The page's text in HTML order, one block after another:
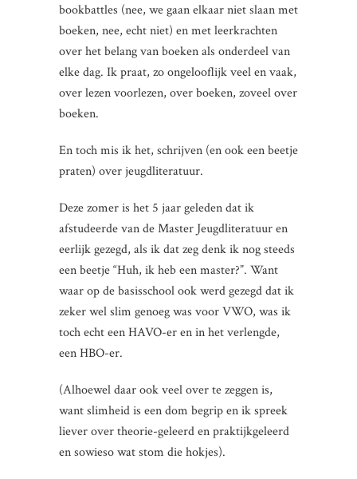
bookbattles (nee, we gaan elkaar niet slaan met
boeken, nee, echt niet) en met leerkrachten
over het belang van boeken als onderdeel van
elke dag. Ik praat, zo ongelooflijk veel en vaak,
over lezen voorlezen, over boeken, zoveel over
boeken.
En toch mis ik het, schrijven (en ook een beetje
praten) over jeugdliteratuur.
Deze zomer is het 5 jaar geleden dat ik
afstudeerde van de Master Jeugdliteratuur en
eerlijk gezegd, als ik dat zeg denk ik nog steeds
een beetje “Huh, ik heb een master?”. Want
waar op de basisschool ook werd gezegd dat ik
zeker wel slim genoeg was voor VWO, was ik
toch echt een HAVO-er en in het verlengde,
een HBO-er.
(Alhoewel daar ook veel over te zeggen is,
want slimheid is een dom begrip en ik spreek
liever over theorie-geleerd en praktijkgeleerd
en sowieso wat stom die hokjes).